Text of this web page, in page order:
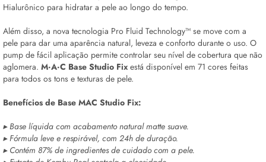
Hialurônico para hidratar a pele ao longo do tempo.
Além disso, a nova tecnologia Pro Fluid Technology™ se move com a
pele para dar uma aparência natural, leveza e conforto durante o uso. O
pump de fácil aplicação permite controlar seu nível de cobertura que não
aglomera. M·A·C Base Studio Fix está disponível em 71 cores feitas
para todos os tons e texturas de pele.
Benefícios de Base MAC Studio Fix:
▸ Base líquida com acabamento natural matte suave.
▸ Fórmula leve e respirável, com 24h de duração.
▸ Contém 87% de ingredientes de cuidado com a pele.